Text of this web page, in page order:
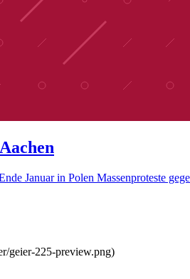
Januar in Polen Massenproteste